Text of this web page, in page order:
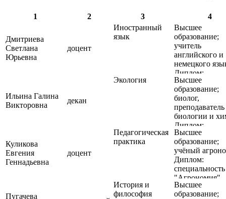
1 2 3 4
Дмитриева
Светлана
Юрьевна
доцент
Иностранный
язык
Высшее
образование;
учитель
английского и
немецкого
Диплом:
"Английский
немецкий
Ильина Галина
Викторовна
декан
Экология
Высшее
образование;
биолог,
преподаватель
биологии и
Диплом:
«Биология»
Куликова
Евгения
Геннадьевна
доцент
Педагогическая
практика
Высшее
образование;
учёный
Диплом:
"Агрономия"
Пугачева
История и
философия
Высшее
образование;